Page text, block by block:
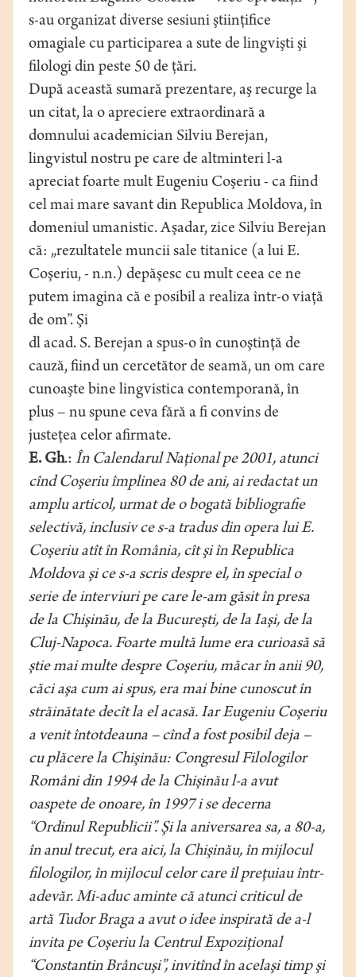
s-au organizat diverse sesiuni ştiinţifice
omagiale cu participarea a sute de lingvişti şi
filologi din peste 50 de ţări.
După această sumară prezentare, aş recurge la
un citat, la o apreciere extraordinară a
domnului academician Silviu Berejan,
lingvistul nostru pe care de altminteri l-a
apreciat foarte mult Eugeniu Coşeriu - ca fiind
cel mai mare savant din Republica Moldova, în
domeniul umanistic. Aşadar, zice Silviu Berejan
că: „rezultatele muncii sale titanice (a lui E.
Coşeriu, - n.n.) depăşesc cu mult ceea ce ne
putem imagina că e posibil a realiza într-o viaţă
de om”. Şi
dl acad. S. Berejan a spus-o în cunoştinţă de
cauză, fiind un cercetător de seamă, un om care
cunoaşte bine lingvistica contemporană, în
plus – nu spune ceva fără a fi convins de
justeţea celor afirmate.
E. Gh.: În Calendarul Naţional pe 2001, atunci
cînd Coşeriu împlinea 80 de ani, ai redactat un
amplu articol, urmat de o bogată bibliografie
selectivă, inclusiv ce s-a tradus din opera lui E.
Coşeriu atît în România, cît şi în Republica
Moldova şi ce s-a scris despre el, în special o
serie de interviuri pe care le-am găsit în presa
de la Chişinău, de la Bucureşti, de la Iaşi, de la
Cluj-Napoca. Foarte multă lume era curioasă să
ştie mai multe despre Coşeriu, măcar în anii 90,
căci aşa cum ai spus, era mai bine cunoscut în
străinătate decît la el acasă. Iar Eugeniu Coşeriu
a venit întotdeauna – cînd a fost posibil deja –
cu plăcere la Chişinău: Congresul Filologilor
Români din 1994 de la Chişinău l-a avut
oaspete de onoare, în 1997 i se decerna
“Ordinul Republicii”. Şi la aniversarea sa, a 80-a,
în anul trecut, era aici, la Chişinău, în mijlocul
filologilor, în mijlocul celor care îl preţuiau într-
adevăr. Mi-aduc aminte că atunci criticul de
artă Tudor Braga a avut o idee inspirată de a-l
invita pe Coşeriu la Centrul Expoziţional
“Constantin Brâncuşi”, invitînd în acelaşi timp şi